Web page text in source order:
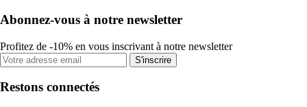
Abonnez-vous à notre newsletter
Profitez de -10% en vous inscrivant à notre newsletter
S'inscrire
Restons connectés